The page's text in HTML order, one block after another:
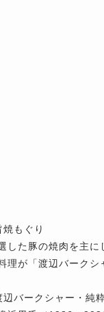
焼もぐり
した豚の焼肉を主
理が「渡辺バークシ
辺バークシャー・純